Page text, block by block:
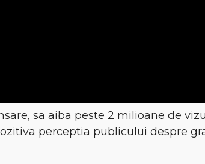
sa aiba peste 2 milioane de
perceptia publicului despre